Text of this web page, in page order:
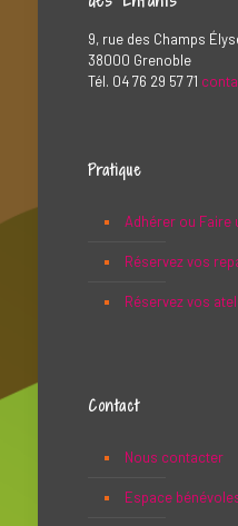
9, rue des Champs
38000 Grenoble
Tél. 04 76 29 57 71
Pratique
Adhérer ou Faire
Réservez vos
Réservez vos
Contact
Nous contacter
Espace